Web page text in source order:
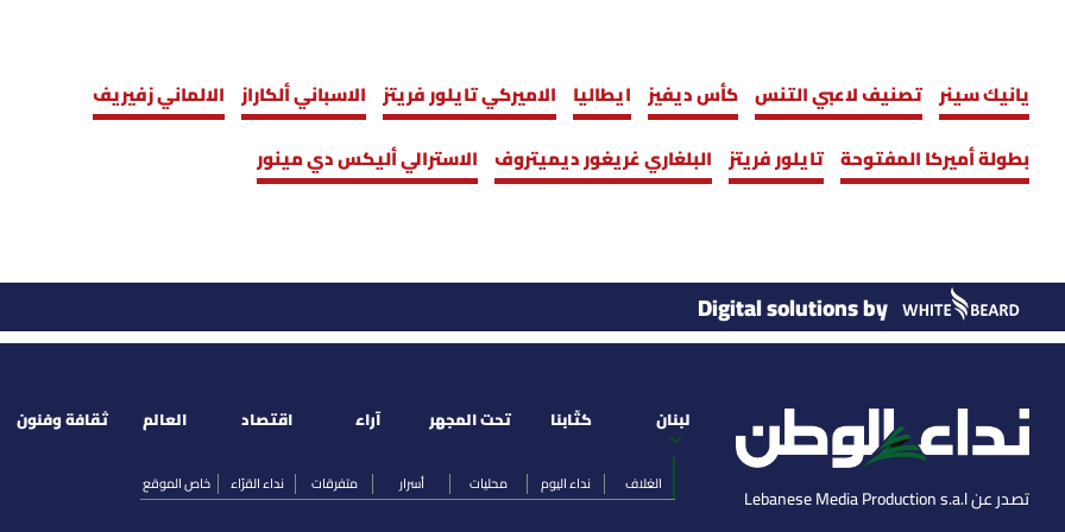
يانيك سينر تصنيف لاعبي التنس كأس ديفيز ايطاليا الاميركي تايلور فريتز الاسباني ألكاراز الالماني زفيريف
بطولة أميركا المفتوحة تايلور فريتز البلغاري غريغور ديميتروف الاسترالي أليكس دي مينور
Digital solutions by
تصدر عن Lebanese Media Production s.a.l
لبنان
الغلاف نداء اليوم محليات أسرار متفرقات نداء القرّاء خاص الموقع
كتّابنا تحت المجهر آراء اقتصاد العالم ثقافة وفنون